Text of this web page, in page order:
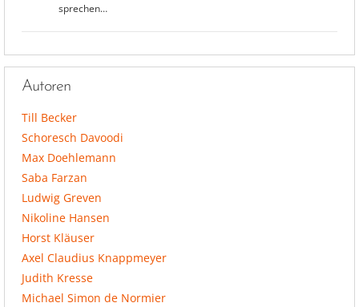
sprechen…
Autoren
Till Becker
Schoresch Davoodi
Max Doehlemann
Saba Farzan
Ludwig Greven
Nikoline Hansen
Horst Kläuser
Axel Claudius Knappmeyer
Judith Kresse
Michael Simon de Normier